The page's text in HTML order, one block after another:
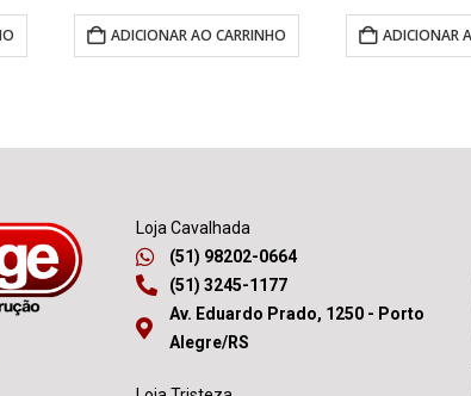
ADICIONAR AO CARRINHO ADICIONAR
Loja Cavalhada
(51) 98202-0664
(51) 3245-1177
Av. Eduardo Prado, 1250 - Porto